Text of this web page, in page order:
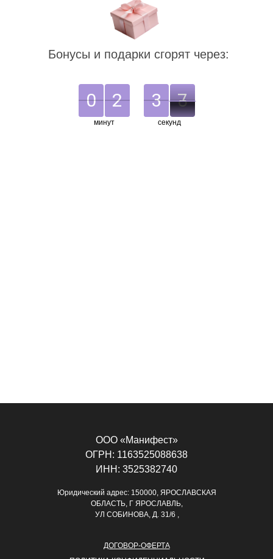
0
0 3
2
2
3
минут
4
3
3
4 8
7
7
8
секунд
Бонусы и подарки сгорят через:
ООО «Манифест»
ОГРН: 1163525088638
ИНН: 3525382740
Юридический адрес: 150000, ЯРОСЛАВСКАЯ
ОБЛАСТЬ, Г ЯРОСЛАВЛЬ,
УЛ СОБИНОВА, Д. 31/6 ,
ДОГОВОР-ОФЕРТА